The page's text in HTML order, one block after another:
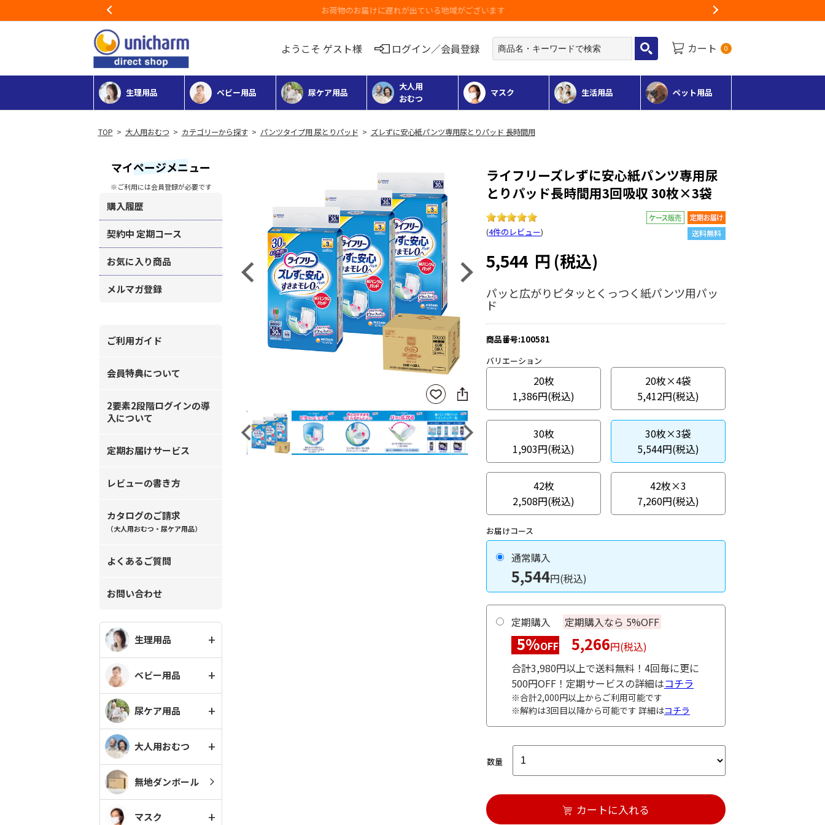
お荷物のお届けに遅れが出ている地域がございます
ようこそ ゲスト様 ログイン／会員登録 カート 0
生理用品 ベビー用品 尿ケア用品
大人用
おむつ
マスク 生活用品 ペット用品
> 大人用おむつ > カテゴリーから探す> パンツタイプ用 尿とりパッド > ズレずに安心紙パンツ専用尿とりパッド 長時間用
マイページメニュー
※ご利用には会員登録が必要です
購入履歴
契約中 定期コース
お気に入り商品
メルマガ登録
ご利用ガイド
会員特典について
2要素2段階ログインの導
入について
定期お届けサービス
レビューの書き方
カタログのご請求
（大人用おむつ・尿ケア用品）
よくあるご質問
お問い合わせ
生理用品
ベビー用品
尿ケア用品
大人用おむつ
無地ダンボール
マスク
Previous Next
お気
に入
りに
登録
SNS
に
シ
ェ
ア
Previous Next
ライフリーズレずに安心紙パンツ専用尿
とりパッド長時間用3回吸収 30枚×3袋
(4件のレビュー)
5,544 円 (税込)
パッと広がりピタッとくっつく紙パンツ用パッ
ド
商品番号:100581
バリエーション
20枚
1,386円(税込)
20枚×4袋
5,412円(税込)
30枚
1,903円(税込)
30枚×3袋
5,544円(税込)
42枚
2,508円(税込)
42枚×3
7,260円(税込)
お届けコース
通常購入
5,544円(税込)
定期購入 定期購入なら 5%OFF
5%OFF 5,266円(税込)
合計3,980円以上で送料無料！4回毎に更に
500円OFF！定期サービスの詳細はコチラ
※合計2,000円以上からご利用可能です
※解約は3回目以降から可能です 詳細はコチラ
数量
カートに入れる